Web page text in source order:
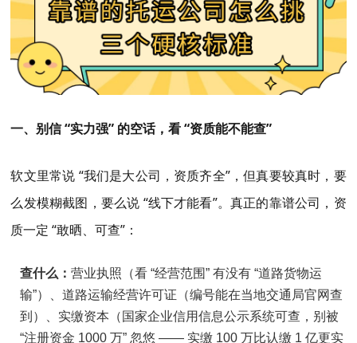
一、别信 “实力强” 的空话，看 “资质能不能查”
软文里常说 “我们是大公司，资质齐全”，但真要较真时，要
么发模糊截图，要么说 “线下才能看”。真正的靠谱公司，资
质一定 “敢晒、可查”：
查什么：营业执照（看 “经营范围” 有没有 “道路货物运
输”）、道路运输经营许可证（编号能在当地交通局官网查
到）、实缴资本（国家企业信用信息公示系统可查，别被
“注册资金 1000 万” 忽悠 —— 实缴 100 万比认缴 1 亿更实